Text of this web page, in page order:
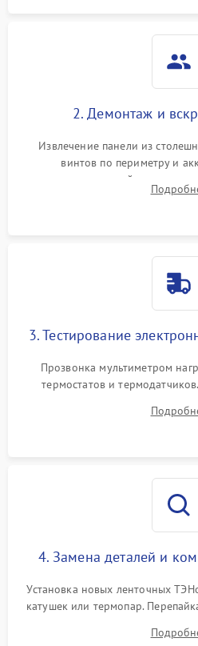
2. Демонтаж и
Извлечение панели из
винтов по периметру и
стеклокерамической
сенсорного блока для доступа
3. Тестирование
Прозвонка мультиметром
термостатов и
модуля, реле, диодных мостов
индукции). Проверка кранов и
4. Замена деталей и
Установка новых ленточных
катушек или термопар.
дорожек. Очистка контактов